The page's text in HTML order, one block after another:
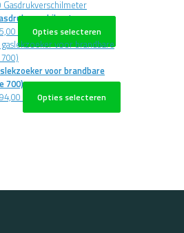
Prijsklasse:
€25,00
tot
€375,00
Opties selecteren
product
variaties.
optie
productpagina
voor brandbare
700)
Prijsklasse:
€205,00
Opties selecteren
product
kan